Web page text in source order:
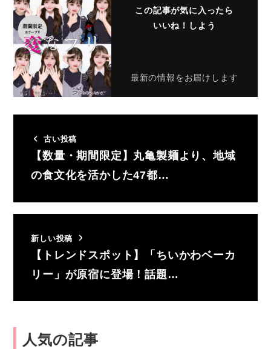
この記事が気に入ったら
いいね！しよう
最新の情報をお届けします
古い投稿
【数量・期間限定】丸亀製麺より、地域
の食文化を活かした47都…
新しい投稿
【トレンドスポット】「ちいかわベーカ
リー」が原宿に登場！話題…
人気の記事